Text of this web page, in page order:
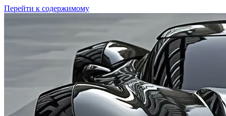
Перейти к содержимому